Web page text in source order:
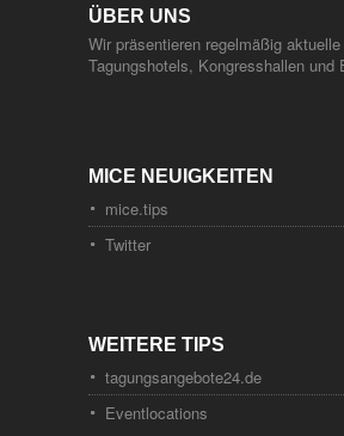
ÜBER UNS
Wir präsentieren regelmäßig
Tagungshotels, Kongresshallen und
MICE NEUIGKEITEN
mice.tips
Twitter
WEITERE TIPS
tagungsangebote24.de
Eventlocations